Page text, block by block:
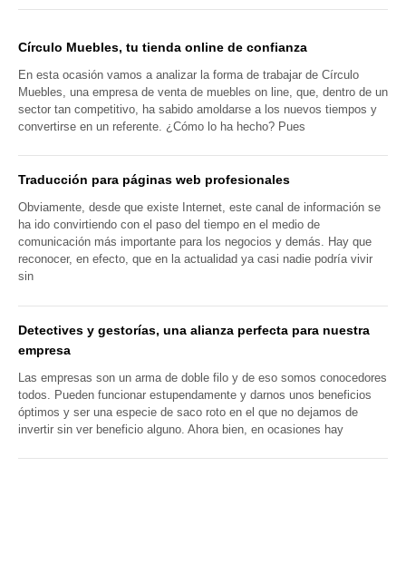
Círculo Muebles, tu tienda online de confianza
En esta ocasión vamos a analizar la forma de trabajar de Círculo
Muebles, una empresa de venta de muebles on line, que, dentro de un
sector tan competitivo, ha sabido amoldarse a los nuevos tiempos y
convertirse en un referente. ¿Cómo lo ha hecho? Pues
Traducción para páginas web profesionales
Obviamente, desde que existe Internet, este canal de información se
ha ido convirtiendo con el paso del tiempo en el medio de
comunicación más importante para los negocios y demás. Hay que
reconocer, en efecto, que en la actualidad ya casi nadie podría vivir
sin
Detectives y gestorías, una alianza perfecta para nuestra
empresa
Las empresas son un arma de doble filo y de eso somos conocedores
todos. Pueden funcionar estupendamente y darnos unos beneficios
óptimos y ser una especie de saco roto en el que no dejamos de
invertir sin ver beneficio alguno. Ahora bien, en ocasiones hay